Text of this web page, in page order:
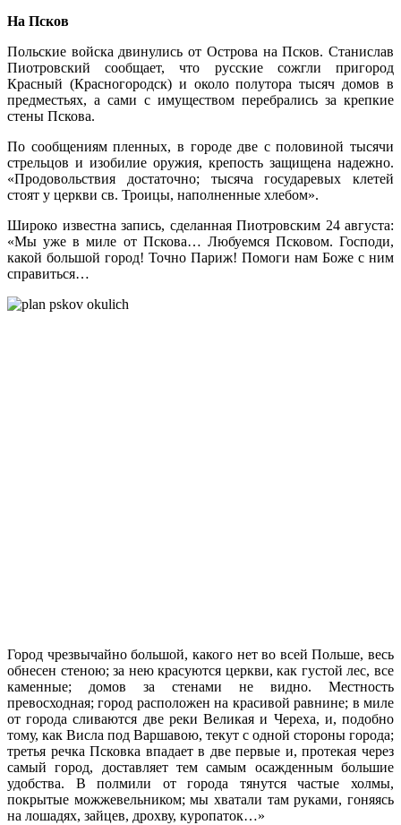
На Псков
Польские войска двинулись от Острова на Псков. Станислав
Пиотровский сообщает, что русские сожгли пригород
Красный (Красногородск) и около полутора тысяч домов в
предместьях, а сами с имуществом перебрались за крепкие
стены Пскова.
По сообщениям пленных, в городе две с половиной тысячи
стрельцов и изобилие оружия, крепость защищена надежно.
«Продовольствия достаточно; тысяча государевых клетей
стоят у церкви св. Троицы, наполненные хлебом».
Широко известна запись, сделанная Пиотровским 24 августа:
«Мы уже в миле от Пскова… Любуемся Псковом. Господи,
какой большой город! Точно Париж! Помоги нам Боже с ним
справиться…
Город чрезвычайно большой, какого нет во всей Польше, весь
обнесен стеною; за нею красуются церкви, как густой лес, все
каменные; домов за стенами не видно. Местность
превосходная; город расположен на красивой равнине; в миле
от города сливаются две реки Великая и Череха, и, подобно
тому, как Висла под Варшавою, текут с одной стороны города;
третья речка Псковка впадает в две первые и, протекая через
самый город, доставляет тем самым осажденным большие
удобства. В полмили от города тянутся частые холмы,
покрытые можжевельником; мы хватали там руками, гоняясь
на лошадях, зайцев, дрохву, куропаток…»